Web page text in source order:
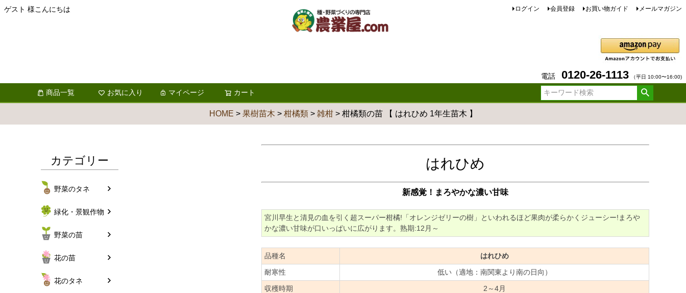
ゲスト 様こんにちは ログイン 会員登録 お買い物ガイド メールマガジン
電話 0120-26-1113 （平日 10:00〜16:00)
商品一覧 お気に入り マイページ カート
HOME 果樹苗木 柑橘類 雑柑 柑橘類の苗 【 はれひめ 1年生苗木 】
カテゴリー
野菜のタネ
緑化・景観作物
野菜の苗
花の苗
花のタネ
はれひめ
新感覚！まろやかな濃い甘味
宮川早生と清見の血を引く超スーパー柑橘!「オレンジゼリーの樹」といわれるほど果肉が柔らかくジューシー!まろや
かな濃い甘味が口いっぱいに広がります。熟期:12月～
品種名
はれひめ
耐寒性
低い（適地：南関東より南の日向）
収穫時期
2～4月